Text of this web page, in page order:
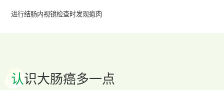
进行结肠内视镜检查时发现瘜肉
认识大肠癌多一点